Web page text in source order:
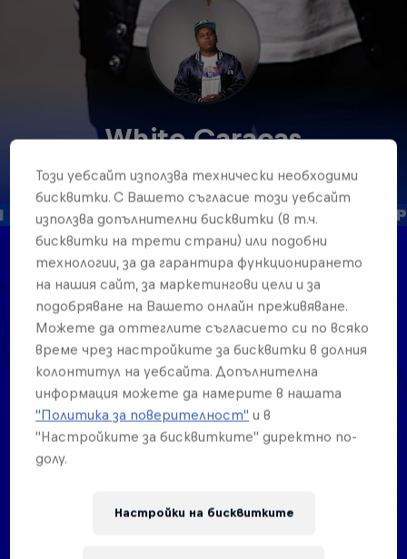
White Caracas
United States · MC Battle
Дата на раждане
22 Юни 1996
Място на раждане
Venezuela
30
Националност
Този уебсайт използва технически необходими
бисквитки. С Вашето съгласие този уебсайт
използва допълнителни бисквитки (в т.ч.
бисквитки на трети страни) или подобни
технологии, за да гарантира функционирането
на нашия сайт, за маркетингови цели и за
подобряване на Вашето онлайн преживяване.
Можете да оттеглите съгласието си по всяко
време чрез настройките за бисквитки в долния
колонтитул на уебсайта. Допълнителна
информация можете да намерите в нашата
"Политика за поверителност" и в
"Настройките за бисквитките" директно по-
долу.
Настройки на бисквитките